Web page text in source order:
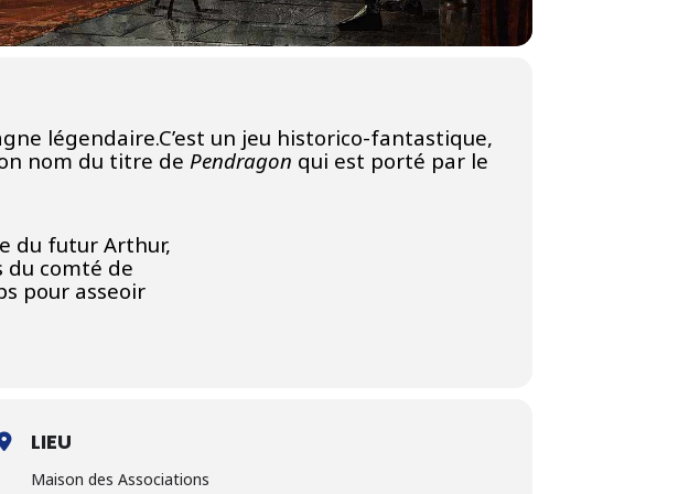
légendaire.C’est un jeu historico-fantastique,
nom du titre de Pendragon qui est porté par le
du futur Arthur,
du comté de
pour asseoir
LIEU
Maison des Associations